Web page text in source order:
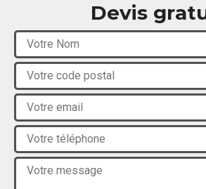
Devis